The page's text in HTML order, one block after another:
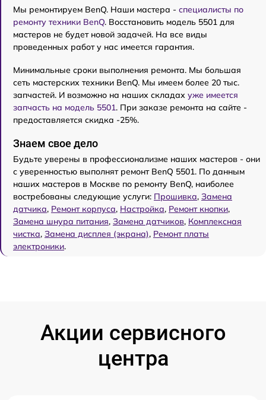
Мы ремонтируем BenQ. Наши мастера - специалисты по
ремонту техники BenQ. Восстановить модель 5501 для
мастеров не будет новой задачей. На все виды
проведенных работ у нас имеется гарантия.
Минимальные сроки выполнения ремонта. Мы большая
сеть мастерских техники BenQ. Мы имеем более 20 тыс.
запчастей. И возможно на наших складах уже имеется
запчасть на модель 5501. При заказе ремонта на сайте -
предоставляется скидка -25%.
Знаем свое дело
Будьте уверены в профессионализме наших мастеров - они
с уверенностью выполнят ремонт BenQ 5501. По данным
наших мастеров в Москве по ремонту BenQ, наиболее
востребованы следующие услуги: Прошивка, Замена
датчика, Ремонт корпуса, Настройка, Ремонт кнопки,
Замена шнура питания, Замена датчиков, Комплексная
чистка, Замена дисплея (экрана), Ремонт платы
электроники.
Акции сервисного
центра